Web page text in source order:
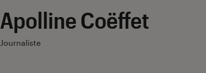
Apolline Coëffet
Journaliste